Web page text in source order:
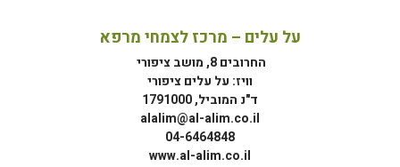
על עלים – מרכז לצמחי מרפא
החרובים 8, מושב ציפורי
וויז: על עלים ציפורי
ד"נ המוביל, 1791000
alalim@al-alim.co.il
04-6464848
www.al-alim.co.il